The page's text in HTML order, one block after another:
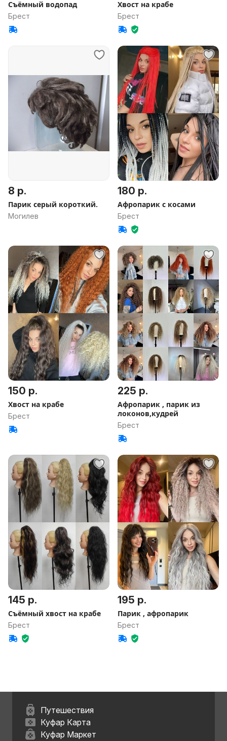
Съёмный водопад
Брест
Хвост на крабе
Брест
8 р.
Парик серый короткий.
Могилев
180 р.
Афропарик с косами
Брест
150 р.
Хвост на крабе
Брест
225 р.
Афропарик , парик из
локонов,кудрей
Брест
145 р.
Съёмный хвост на крабе
Брест
195 р.
Парик , афропарик
Брест
Путешествия
Куфар Карта
Куфар Маркет